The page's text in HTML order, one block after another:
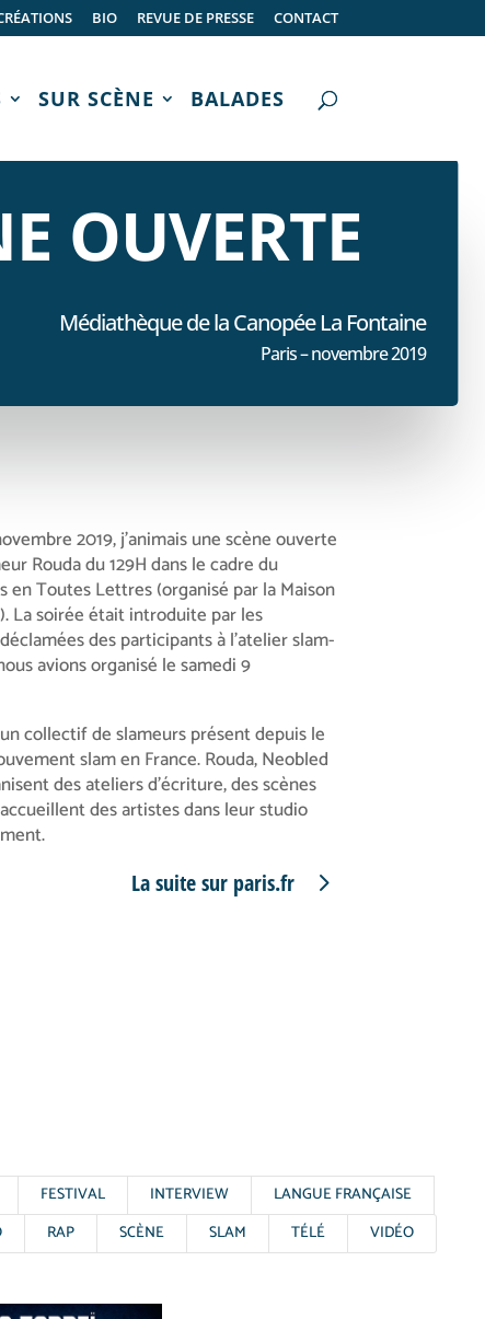
BIO REVUE DE PRESSE CONTACT
SUR SCÈNE BALADES
OUVERTE
Médiathèque de la Canopée La Fontaine
Paris – novembre 2019
2019, j’animais une scène ouverte
Rouda du 129H dans le cadre du
en Toutes Lettres (organisé par la Maison
La soirée était introduite par les
des participants à l’atelier slam-
avions organisé le samedi 9
collectif de slameurs présent depuis le
slam en France. Rouda, Neobled
des ateliers d’écriture, des scènes
des artistes dans leur studio
La suite sur paris.fr
FESTIVAL INTERVIEW
LANGUE FRANÇAISE
RAP SCÈNE SLAM TÉLÉ VIDÉO